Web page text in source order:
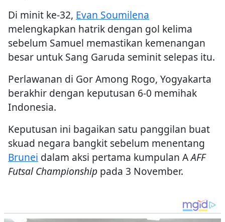
Di minit ke-32, Evan Soumilena
melengkapkan hatrik dengan gol kelima
sebelum Samuel memastikan kemenangan
besar untuk Sang Garuda seminit selepas itu.
Perlawanan di Gor Among Rogo, Yogyakarta
berakhir dengan keputusan 6-0 memihak
Indonesia.
Keputusan ini bagaikan satu panggilan buat
skuad negara bangkit sebelum menentang
Brunei dalam aksi pertama kumpulan AAFF
Futsal Championship pada 3 November.